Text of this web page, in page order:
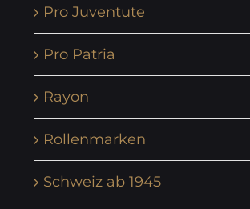
Pro Juventute
Pro Patria
Rayon
Rollenmarken
Schweiz ab 1945